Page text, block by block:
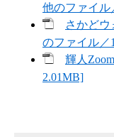
他のファイル
さかど
のファイル／
輝人
2.01MB]